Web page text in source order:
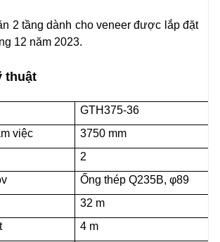
2 tầng dành cho veneer được lắp đặt
12 năm 2023.
thuật
GTH375-36
việc
3750 mm
2
Ống thép Q235B, φ89
32 m
4 m